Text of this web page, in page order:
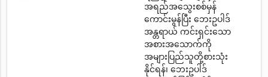
အရည်အသွေးစစ်မှန်
ကောင်းမွန်ပြီး ဘေးဥပါဒ်
အန္တရာယ် ကင်းရှင်းသော
အစားအသောက်ကို
အများပြည်သူတို့စားသုံး
နိုင်ရန်၊ ဘေးဥပါဒ်